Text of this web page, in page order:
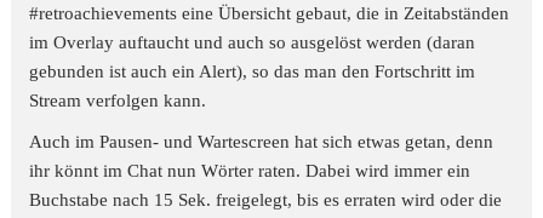
#retroachievements eine Übersicht gebaut, die in Zeitabständen
im Overlay auftaucht und auch so ausgelöst werden (daran
gebunden ist auch ein Alert), so das man den Fortschritt im
Stream verfolgen kann.
Auch im Pausen- und Wartescreen hat sich etwas getan, denn
ihr könnt im Chat nun Wörter raten. Dabei wird immer ein
Buchstabe nach 15 Sek. freigelegt, bis es erraten wird oder die